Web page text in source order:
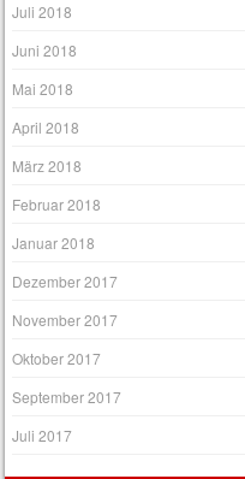
Juli 2018
Juni 2018
Mai 2018
April 2018
März 2018
Februar 2018
Januar 2018
Dezember 2017
November 2017
Oktober 2017
September 2017
Juli 2017